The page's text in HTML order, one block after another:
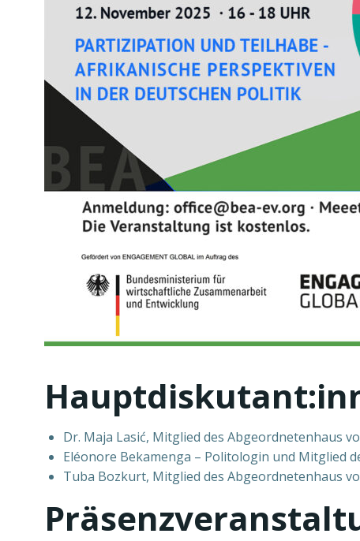
Dr. Maja Lasić, Mitglied des Abgeordnetenhaus
Eléonore Bekamenga – Politologin und Mitglied
Tuba Bozkurt, Mitglied des Abgeordnetenhaus